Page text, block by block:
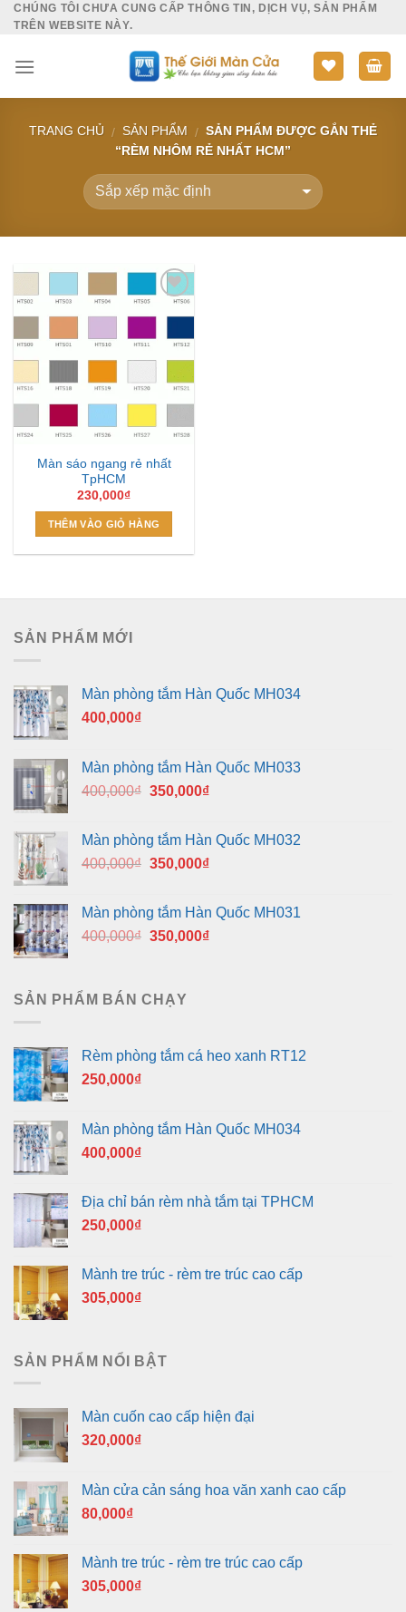
SkipCHÚNG TÔI CHƯA CUNG CẤP THÔNG TIN, DỊCH VỤ, SẢN PHẨM
TRÊN WEBSITE NÀY.
TRANG CHỦ / SẢN PHẨM / SẢN PHẨM ĐƯỢC GẮN THẺ
“RÈM NHÔM RẺ NHẤT HCM”
Add to
Màn sáo ngang rẻ nhất
TpHCM
230,000₫
THÊM VÀO GIỎ HÀNG
SẢN PHẨM MỚI
Màn phòng tắm Hàn Quốc MH034
400,000₫
Màn phòng tắm Hàn Quốc MH033
400,000₫ Giá
400,000₫.
350,000₫Giá
là:
350,000₫.
Màn phòng tắm Hàn Quốc MH032
400,000₫ Giá
400,000₫.
350,000₫Giá
là:
350,000₫.
Màn phòng tắm Hàn Quốc MH031
400,000₫ Giá
400,000₫.
350,000₫Giá
SẢN PHẨM BÁN CHẠY
Rèm phòng tắm cá heo xanh RT12
250,000₫
Màn phòng tắm Hàn Quốc MH034
400,000₫
Địa chỉ bán rèm nhà tắm tại TPHCM
250,000₫
Mành tre trúc - rèm tre trúc cao cấp
305,000₫
SẢN PHẨM NỔI BẬT
Màn cuốn cao cấp hiện đại
320,000₫
Màn cửa cản sáng hoa văn xanh cao cấp
80,000₫
Mành tre trúc - rèm tre trúc cao cấp
305,000₫